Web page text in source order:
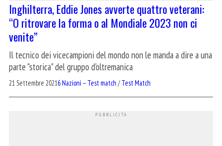
Inghilterra, Eddie Jones avverte quattro veterani:
“O ritrovare la forma o al Mondiale 2023 non ci
venite”
Il tecnico dei vicecampioni del mondo non le manda a dire a una
parte "storica" del gruppo d'oltremanica
21 Settembre 20216 Nazioni – Test match /Test Match